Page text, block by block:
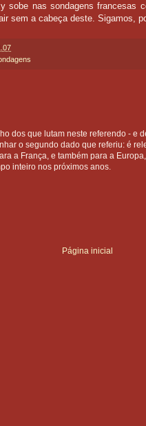
sobe nas sondagens francesas
sem a cabeça deste. Sigamos,
dos que lutam neste referendo - e
o segundo dado que referiu: é
a França, e também para a
inteiro nos próximos anos.
Página inicial